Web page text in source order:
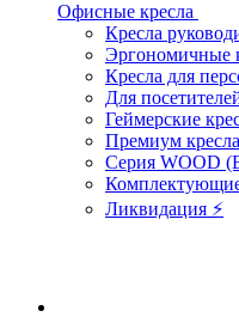
Офисные кресла
Кресла
Эргономичные
Кресла для
Для
Геймерские
Премиум кресла
Серия WOOD
Ликвидация ⚡